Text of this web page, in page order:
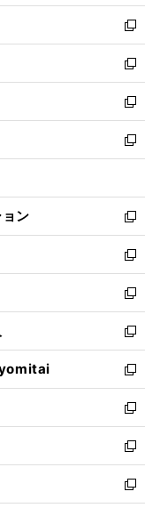
開
く
ウ
ィ
ン
ド
ウ
で
開
く
し
い
ウ
ィ
ン
ド
ウ
で
開
新
し
い
ウ
ィ
ン
ド
ウ
開
く
新
し
い
ウ
ィ
ン
ウ
で
開
く
新
し
い
ウ
ン
ド
ウ
で
開
く
新
し
ウ
ィ
ン
ド
ウ
で
開
く
ン
新
し
い
ウ
ィ
ン
ド
ウ
で
開
く
新
し
い
ウ
ィ
ン
ド
ウ
で
開
く
新
し
い
ウ
ィ
ン
ド
ウ
で
開
く
新
し
い
ウ
ィ
ン
ド
ウ
で
開
yomitai
新
し
い
ウ
ィ
ン
ド
ウ
新
し
い
ウ
ィ
ン
新
し
い
ウ
新
し